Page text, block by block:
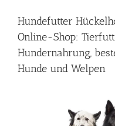
Hundefutter
Online-Shop:
Hundernahrung,
Hunde und Welpen